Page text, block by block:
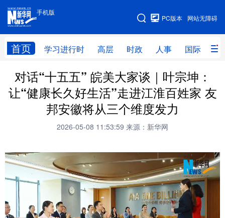
手机版
网站无障碍
PC版本
首页 学习进行时 高层 时政 人事 国际 财
手机版
网站地图
学习进行时 高层 时政 人事
国际 财经 网评 港澳
思客智库 全球连线
文化 书画 健康 军事
访谈 视频 图片 政务
中央文件 金融 汽车
对话“十五五” 皖美大家谈｜叶宗坤：
让“健康长久好生活”走进江淮百姓家 友
邦安徽将从三个维度发力
2026-05-08 11:53:59 来源：新华网